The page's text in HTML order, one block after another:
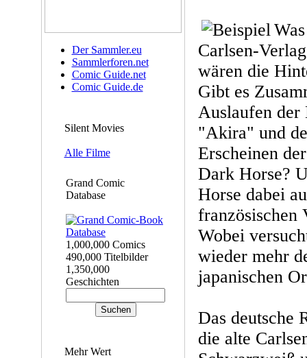
Der Sammler.eu
Sammlerforen.net
Comic Guide.net
Comic Guide.de
Silent Movies
Alle Filme
Grand Comic
Database
1,000,000 Comics
490,000 Titelbilder
1,350,000
Geschichten
Mehr Wert
Carlsen-
wären die
Gibt es
Auslaufen
"Akira" und
Erscheinen
Dark Horse?
Horse dabei
französischen
Wobei
wieder mehr
japanischen
Das deutsche
die alte